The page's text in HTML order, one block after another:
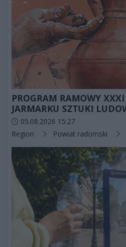
PROGRAM RAMOWY XXXI
JARMARKU SZTUKI
Data dodania artykułu:
05.08.2026 15:27
Kategorie artykułu:
Region Powiat radomski